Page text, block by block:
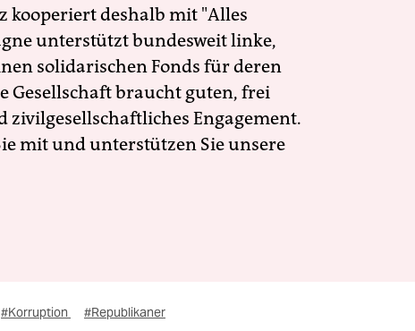
kooperiert deshalb mit "Alles
unterstützt bundesweit linke,
solidarischen Fonds für deren
Gesellschaft braucht guten, frei
Engagement.
mit und unterstützen Sie unsere
#Korruption #Republikaner